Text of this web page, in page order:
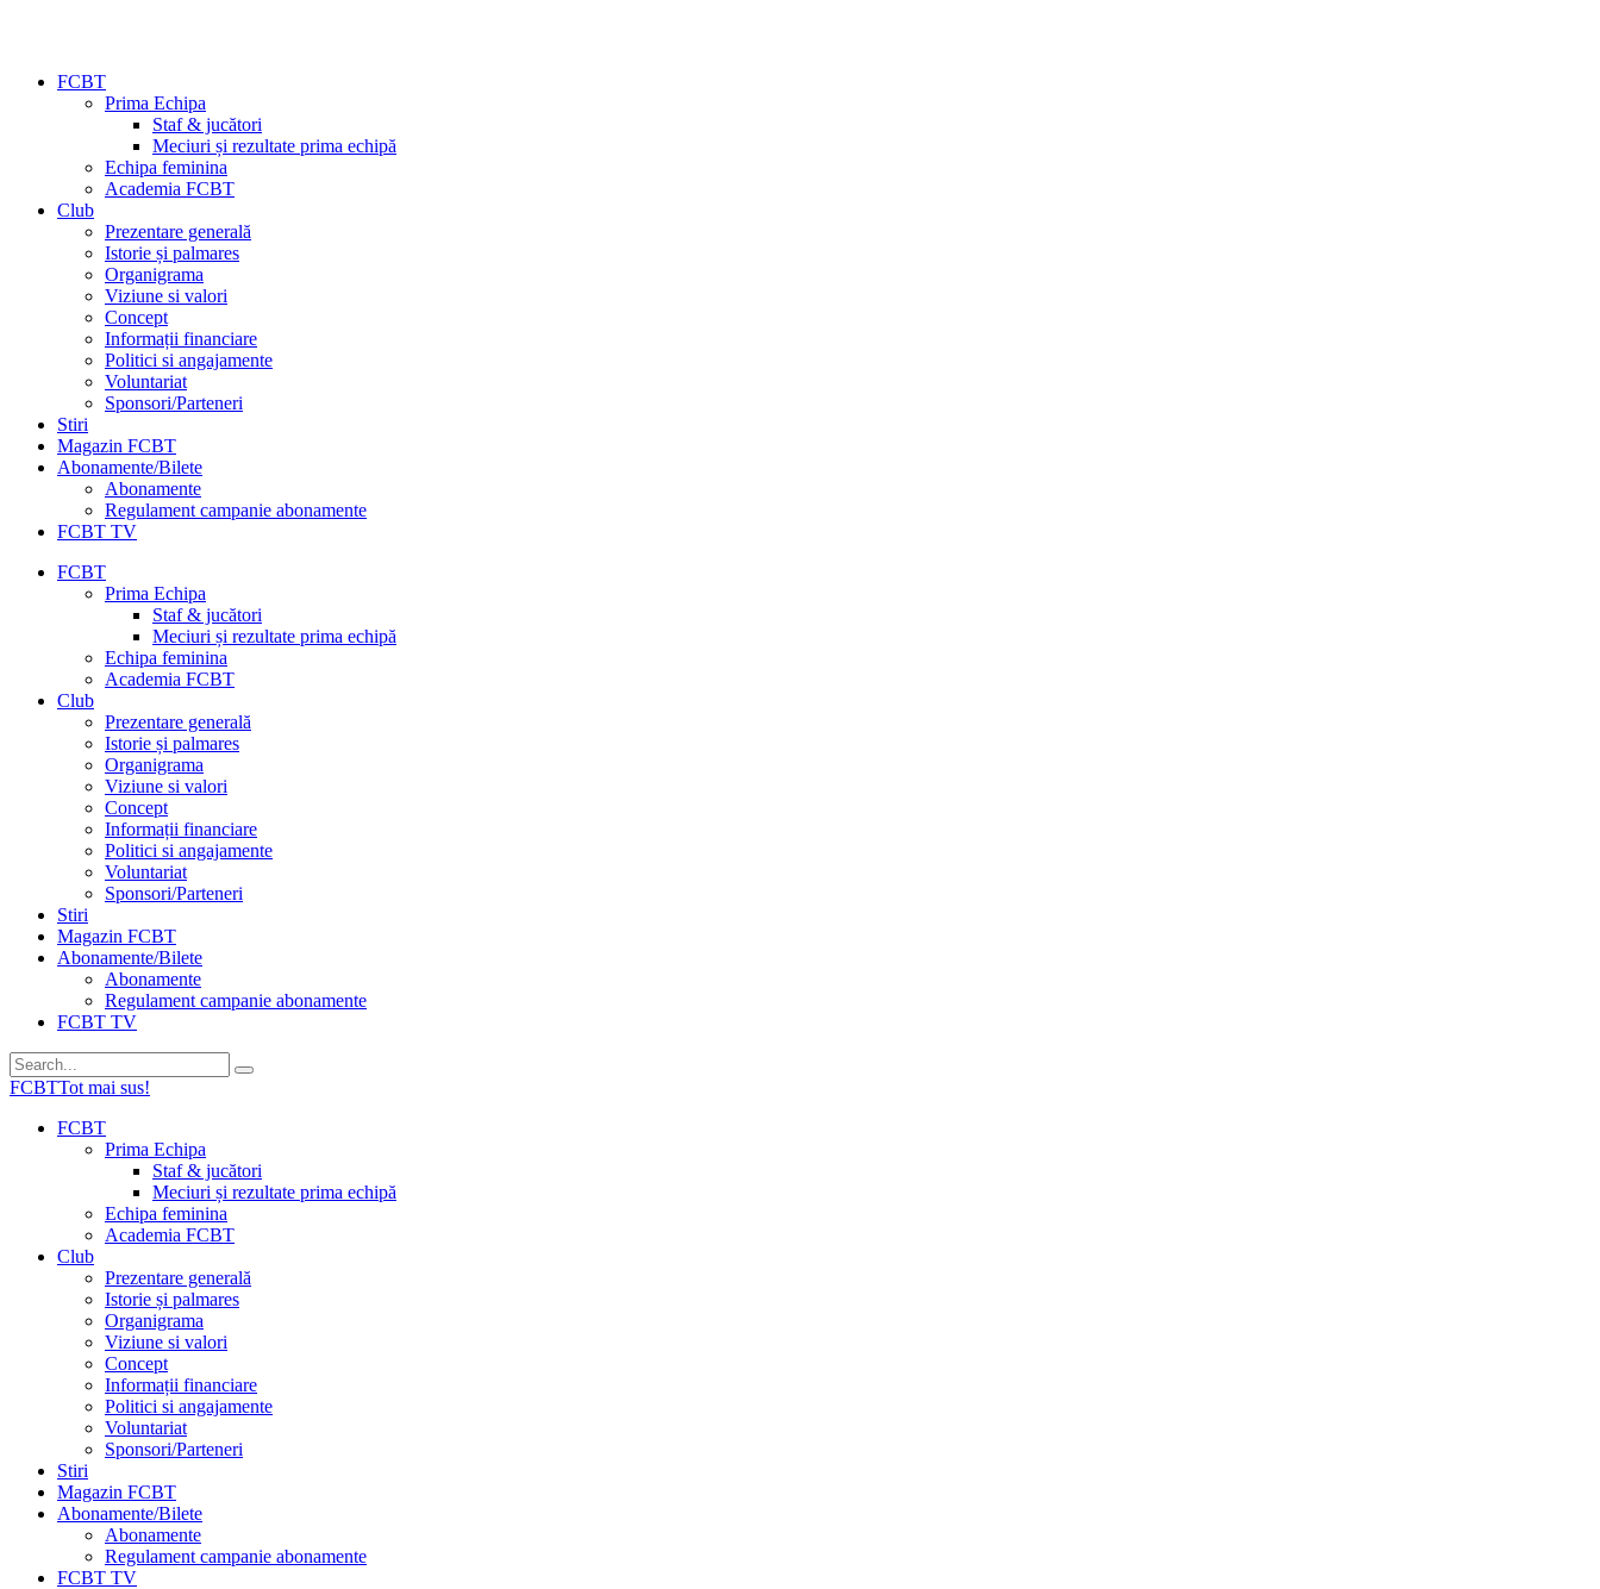
FCBT
Prima Echipa
Staf & jucători
Meciuri și rezultate prima echipă
Echipa feminina
Academia FCBT
Club
Prezentare generală
Istorie și palmares
Organigrama
Viziune si valori
Concept
Informații financiare
Politici si angajamente
Voluntariat
Sponsori/Parteneri
Stiri
Magazin FCBT
Abonamente/Bilete
Abonamente
Regulament campanie abonamente
FCBT TV
FCBT
Prima Echipa
Staf & jucători
Meciuri și rezultate prima echipă
Echipa feminina
Academia FCBT
Club
Prezentare generală
Istorie și palmares
Organigrama
Viziune si valori
Concept
Informații financiare
Politici si angajamente
Voluntariat
Sponsori/Parteneri
Stiri
Magazin FCBT
Abonamente/Bilete
Abonamente
Regulament campanie abonamente
FCBT TV
FCBTTot mai sus!
FCBT
Prima Echipa
Staf & jucători
Meciuri și rezultate prima echipă
Echipa feminina
Academia FCBT
Club
Prezentare generală
Istorie și palmares
Organigrama
Viziune si valori
Concept
Informații financiare
Politici si angajamente
Voluntariat
Sponsori/Parteneri
Stiri
Magazin FCBT
Abonamente/Bilete
Abonamente
Regulament campanie abonamente
FCBT TV